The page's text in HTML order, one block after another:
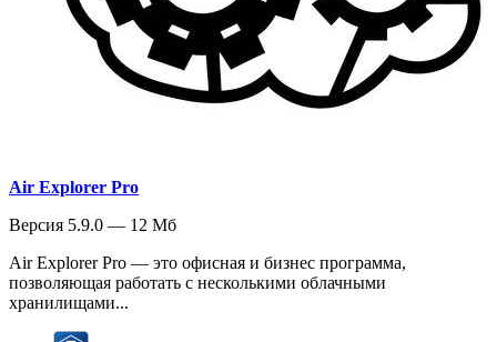
Air Explorer Pro
Версия 5.9.0 — 12 Мб
Air Explorer Pro — это офисная и бизнес программа,
позволяющая работать с несколькими облачными
хранилищами...